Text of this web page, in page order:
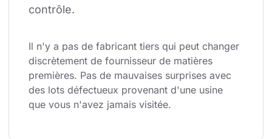
contrôle.
Il n'y a pas de fabricant tiers qui peut changer
discrètement de fournisseur de matières
premières. Pas de mauvaises surprises avec
des lots défectueux provenant d'une usine
que vous n'avez jamais visitée.